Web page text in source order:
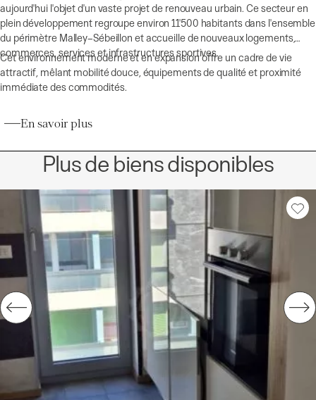
aujourd'hui l'objet d'un vaste projet de renouveau urbain. Ce secteur en
plein développement regroupe environ 11'500 habitants dans l'ensemble
du périmètre Malley–Sébeillon et accueille de nouveaux logements,
commerces, services et infrastructures sportives.
Cet environnement moderne et en expansion offre un cadre de vie
attractif, mêlant mobilité douce, équipements de qualité et proximité
immédiate des commodités.
En savoir plus
Plus de biens disponibles